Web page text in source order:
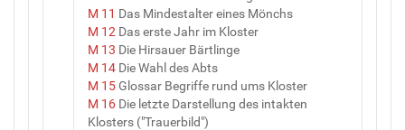
M 11 Das Mindestalter eines Mönchs
M 12 Das erste Jahr im Kloster
M 13 Die Hirsauer Bärtlinge
M 14 Die Wahl des Abts
M 15Glossar Begriffe rund ums Kloster
M 16 Die letzte Darstellung des intakten
Klosters ("Trauerbild")